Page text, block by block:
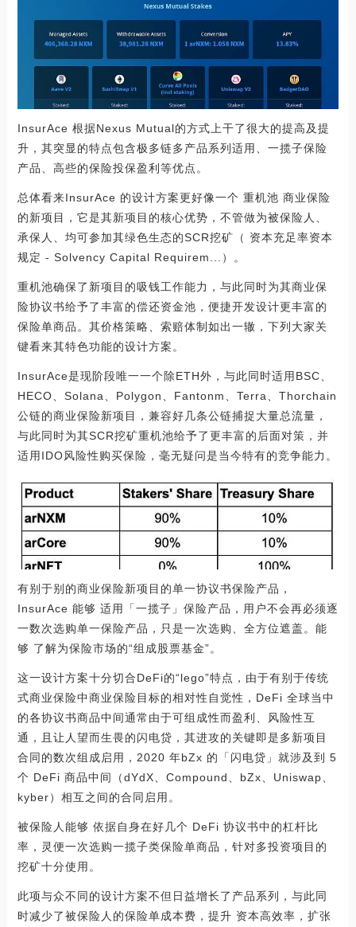
InsurAce 根据Nexus Mutual的方式上干了很大的提高及提
升，其突显的特点包含极多链多产品系列适用、一揽子保险
产品、高些的保险投保盈利等优点。
总体看来InsurAce 的设计方案更好像一个 重机池 商业保险
的新项目，它是其新项目的核心优势，不管做为被保险人、
承保人、均可参加其绿色生态的SCR挖矿（ 资本充足率资本
规定 - Solvency Capital Requirem...）。
重机池确保了新项目的吸钱工作能力，与此同时为其商业保
险协议书给予了丰富的偿还资金池，便捷开发设计更丰富的
保险单商品。其价格策略、索赔体制如出一辙，下列大家关
键看来其特色功能的设计方案。
InsurAce是现阶段唯一一个除ETH外，与此同时适用BSC、
HECO、Solana、Polygon、Fantonm、Terra、Thorchain
公链的商业保险新项目，兼容好几条公链捕捉大量总流量，
与此同时为其SCR挖矿重机池给予了更丰富的后面对策，并
适用IDO风险性购买保险，毫无疑问是当今特有的竞争能力。
有别于别的商业保险新项目的单一协议书保险产品，
InsurAce 能够 适用「一揽子」保险产品，用户不会再必须逐
一数次选购单一保险产品，只是一次选购、全方位遮盖。能
够 了解为保险市场的“组成股票基金”。
这一设计方案十分切合DeFi的“lego”特点，由于有别于传统
式商业保险中商业保险目标的相对性自觉性，DeFi 全球当中
的各协议书商品中间通常由于可组成性而盈利、风险性互
通，且让人望而生畏的闪电贷，其进攻的关键即是多新项目
合同的数次组成启用，2020 年bZx 的「闪电贷」就涉及到 5
个 DeFi 商品中间（dYdX、Compound、bZx、Uniswap、
kyber）相互之间的合同启用。
被保险人能够 依据自身在好几个 DeFi 协议书中的杠杆比
率，灵便一次选购一揽子类保险单商品，针对多投资项目的
挖矿十分使用。
此项与众不同的设计方案不但日益增长了产品系列，与此同
时减少了被保险人的保险单成本费，提升 资本高效率，扩张